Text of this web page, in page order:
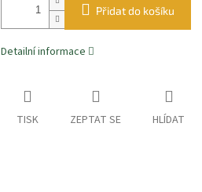
Přidat do košíku
Detailní informace
TISK ZEPTAT SE HLÍDAT